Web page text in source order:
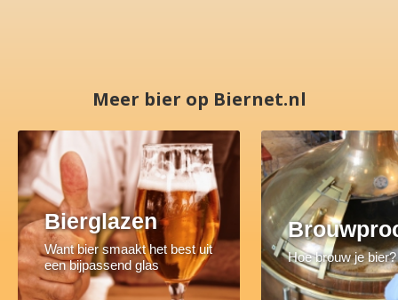
Meer bier op Biernet.nl
Bierglazen
Want bier smaakt het best uit
een bijpassend glas
Hoe brouw je bier?